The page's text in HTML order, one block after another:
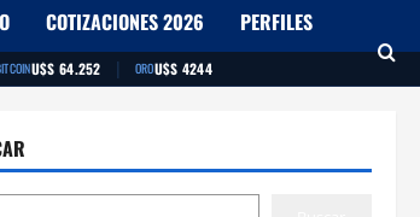
COTIZACIONES 2026 PERFILES
U$S 64.252 | OROU$S 4244